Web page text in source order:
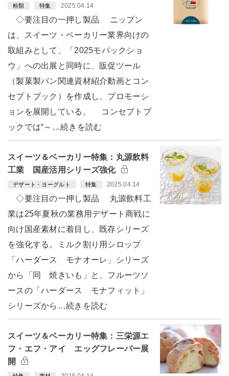
粉類 特集 2025.04.14
◇要注目の一押し製品 ニップン
は、スイーツ・ベーカリー業界向けの
取組みとして、「2025モバックショ
ウ」への出展と同時に、販促ツール
（製菓製パン関連資材紹介動画とコン
セプトブック）を作成し、プロモーシ
ョンを展開している。 コンセプトブ
ックでは“～…続きを読む
スイーツ＆ベーカリー特集：丸源飲料
工業 国産活用シリーズ強化
デザート・ヨーグルト 特集 2025.04.14
◇要注目の一押し製品 丸源飲料工
業は25年夏秋の業務用デザート商戦に
向け国産素材に着目し、既存シリーズ
を強化する。ミルク割り用シロップ
「ハーダース モナオーレ」シリーズ
から「同 焼きいも」と、フルーツソ
ースの「ハーダース モナフィット」
シリーズから…続きを読む
スイーツ＆ベーカリー特集：三栄源エ
フ・エフ・アイ エッグフレーバー展
開